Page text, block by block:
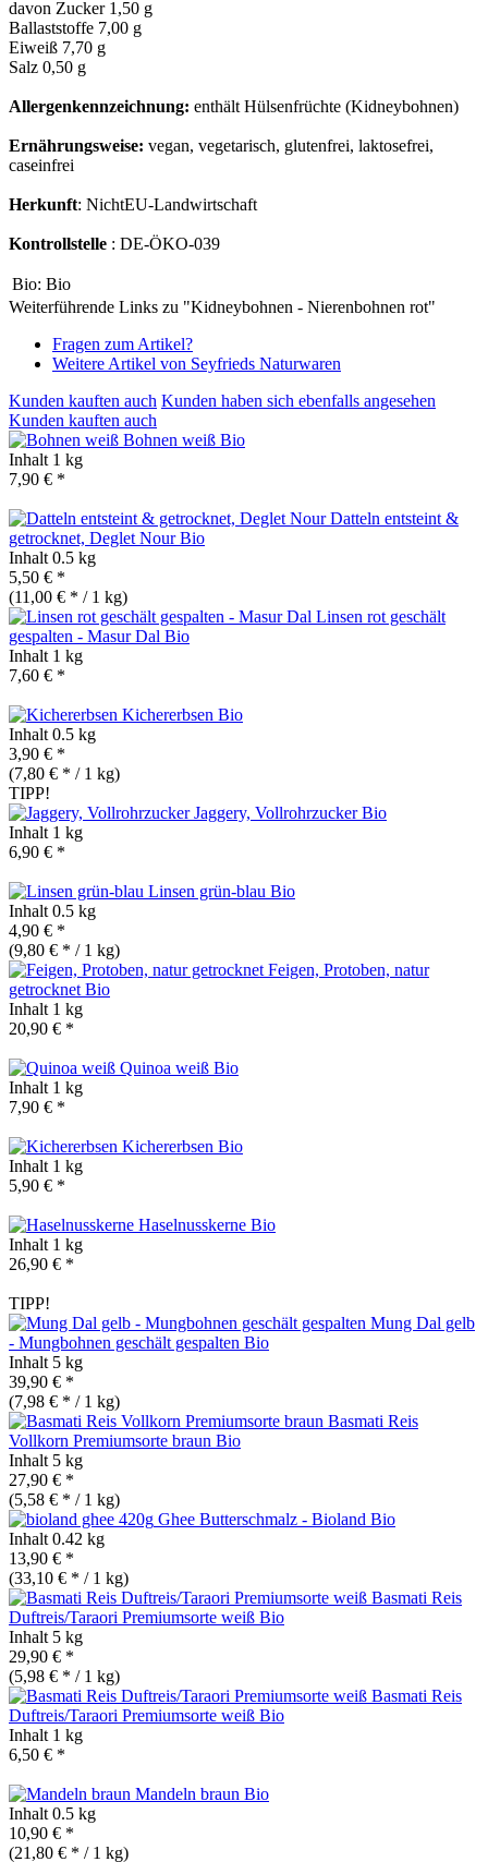
davon Zucker 1,50 g
Ballaststoffe 7,00 g
Eiweiß 7,70 g
Salz 0,50 g
Allergenkennzeichnung: enthält Hülsenfrüchte (Kidneybohnen)
Ernährungsweise: vegan, vegetarisch, glutenfrei, laktosefrei,
caseinfrei
Herkunft: NichtEU-Landwirtschaft
Kontrollstelle : DE-ÖKO-039
Bio: Bio
Weiterführende Links zu "Kidneybohnen - Nierenbohnen rot"
Fragen zum Artikel?
Weitere Artikel von Seyfrieds Naturwaren
Kunden kauften auch Kunden haben sich ebenfalls angesehen
Kunden kauften auch
Bohnen weiß Bio
Inhalt 1 kg
7,90 € *
Datteln entsteint &
getrocknet, Deglet NourBio
Inhalt 0.5 kg
5,50 € *
(11,00 € * / 1 kg)
Linsen rot geschält
gespalten - Masur Dal Bio
Inhalt 1 kg
7,60 € *
Kichererbsen Bio
Inhalt 0.5 kg
3,90 € *
(7,80 € * / 1 kg)
TIPP!
Jaggery, VollrohrzuckerBio
Inhalt 1 kg
6,90 € *
Linsen grün-blau Bio
Inhalt 0.5 kg
4,90 € *
(9,80 € * / 1 kg)
Feigen, Protoben, natur
getrocknet Bio
Inhalt 1 kg
20,90 € *
Quinoa weiß Bio
Inhalt 1 kg
7,90 € *
Kichererbsen Bio
Inhalt 1 kg
5,90 € *
Haselnusskerne Bio
Inhalt 1 kg
26,90 € *
TIPP!
Mung Dal gelb
- Mungbohnen geschält gespalten Bio
Inhalt 5 kg
39,90 € *
(7,98 € * / 1 kg)
Basmati Reis
Vollkorn Premiumsorte braun Bio
Inhalt 5 kg
27,90 € *
(5,58 € * / 1 kg)
Ghee Butterschmalz - Bioland Bio
Inhalt 0.42 kg
13,90 € *
(33,10 € * / 1 kg)
Basmati Reis
Duftreis/Taraori Premiumsorte weiß Bio
Inhalt 5 kg
29,90 € *
(5,98 € * / 1 kg)
Basmati Reis
Duftreis/Taraori Premiumsorte weiß Bio
Inhalt 1 kg
6,50 € *
Mandeln braun Bio
Inhalt 0.5 kg
10,90 € *
(21,80 € * / 1 kg)